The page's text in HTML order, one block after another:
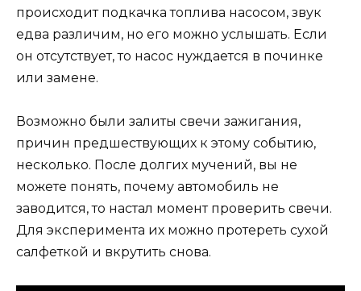
происходит подкачка топлива насосом, звук
едва различим, но его можно услышать. Если
он отсутствует, то насос нуждается в починке
или замене.
Возможно были залиты свечи зажигания,
причин предшествующих к этому событию,
несколько. После долгих мучений, вы не
можете понять, почему автомобиль не
заводится, то настал момент проверить свечи.
Для эксперимента их можно протереть сухой
салфеткой и вкрутить снова.